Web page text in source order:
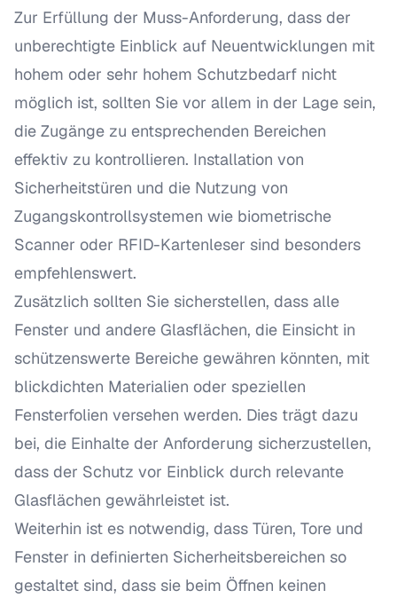
Zur Erfüllung der Muss-Anforderung, dass der
unberechtigte Einblick auf Neuentwicklungen mit
hohem oder sehr hohem Schutzbedarf nicht
möglich ist, sollten Sie vor allem in der Lage sein,
die Zugänge zu entsprechenden Bereichen
effektiv zu kontrollieren. Installation von
Sicherheitstüren und die Nutzung von
Zugangskontrollsystemen wie biometrische
Scanner oder RFID-Kartenleser sind besonders
empfehlenswert.
Zusätzlich sollten Sie sicherstellen, dass alle
Fenster und andere Glasflächen, die Einsicht in
schützenswerte Bereiche gewähren könnten, mit
blickdichten Materialien oder speziellen
Fensterfolien versehen werden. Dies trägt dazu
bei, die Einhalte der Anforderung sicherzustellen,
dass der Schutz vor Einblick durch relevante
Glasflächen gewährleistet ist.
Weiterhin ist es notwendig, dass Türen, Tore und
Fenster in definierten Sicherheitsbereichen so
gestaltet sind, dass sie beim Öffnen keinen